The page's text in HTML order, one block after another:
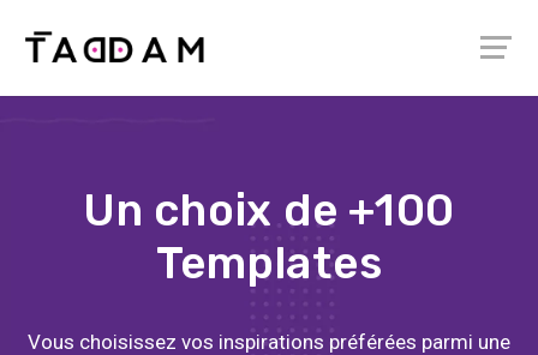
Un choix de +100
Templates
Vous choisissez vos inspirations préférées parmi une